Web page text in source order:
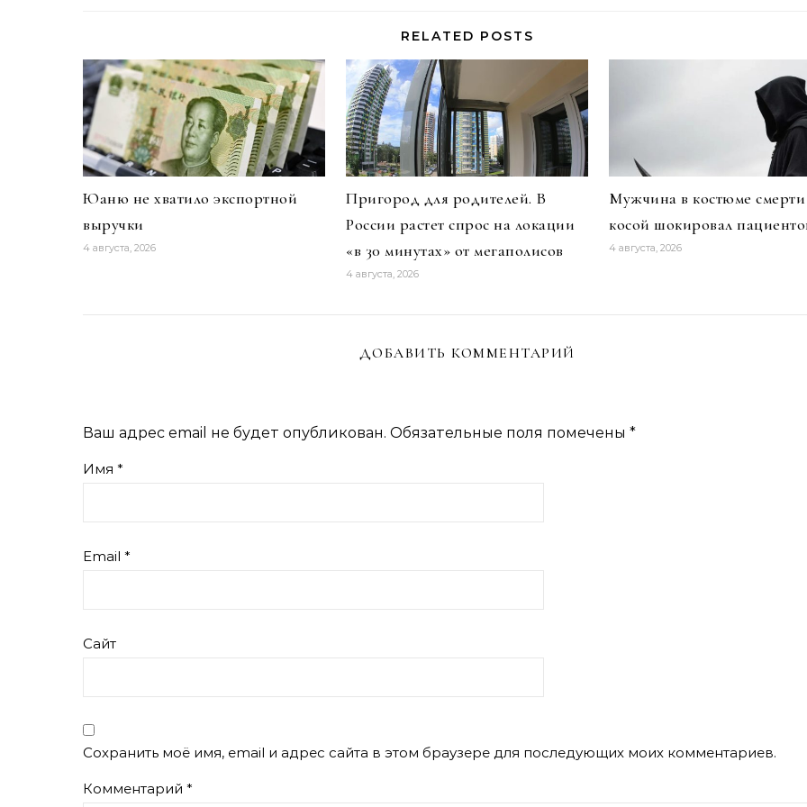
RELATED POSTS
Юаню не хватило экспортной
выручки
4 августа, 2026
Пригород для родителей. В
России растет спрос на локации
«в 30 минутах» от мегаполисов
4 августа, 2026
Мужчина в костюме смерти
косой шокировал
4 августа, 2026
ДОБАВИТЬ КОММЕНТАРИЙ
Ваш адрес email не будет опубликован. Обязательные поля помечены *
Имя *
Email *
Сайт
Сохранить моё имя, email и адрес сайта в этом браузере для последующих моих комментариев.
Комментарий *